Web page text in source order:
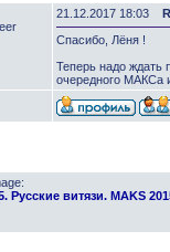
21.12.2017 18:03
Спасибо, Лёня !
Теперь надо ждать
очередного
Русские витязи. MAKS